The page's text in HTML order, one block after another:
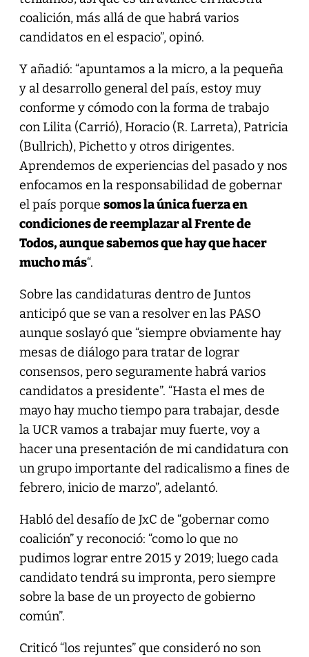
coalición, más allá de que habrá varios
candidatos en el espacio”, opinó.
Y añadió: “apuntamos a la micro, a la pequeña
y al desarrollo general del país, estoy muy
conforme y cómodo con la forma de trabajo
con Lilita (Carrió), Horacio (R. Larreta), Patricia
(Bullrich), Pichetto y otros dirigentes.
Aprendemos de experiencias del pasado y nos
enfocamos en la responsabilidad de gobernar
el país porque somos la única fuerza en
condiciones de reemplazar al Frente de
Todos, aunque sabemos que hay que hacer
mucho más“.
Sobre las candidaturas dentro de Juntos
anticipó que se van a resolver en las PASO
aunque soslayó que “siempre obviamente hay
mesas de diálogo para tratar de lograr
consensos, pero seguramente habrá varios
candidatos a presidente”. “Hasta el mes de
mayo hay mucho tiempo para trabajar, desde
la UCR vamos a trabajar muy fuerte, voy a
hacer una presentación de mi candidatura con
un grupo importante del radicalismo a fines de
febrero, inicio de marzo”, adelantó.
Habló del desafío de JxC de “gobernar como
coalición” y reconoció: “como lo que no
pudimos lograr entre 2015 y 2019; luego cada
candidato tendrá su impronta, pero siempre
sobre la base de un proyecto de gobierno
común”.
Criticó “los rejuntes” que consideró no son